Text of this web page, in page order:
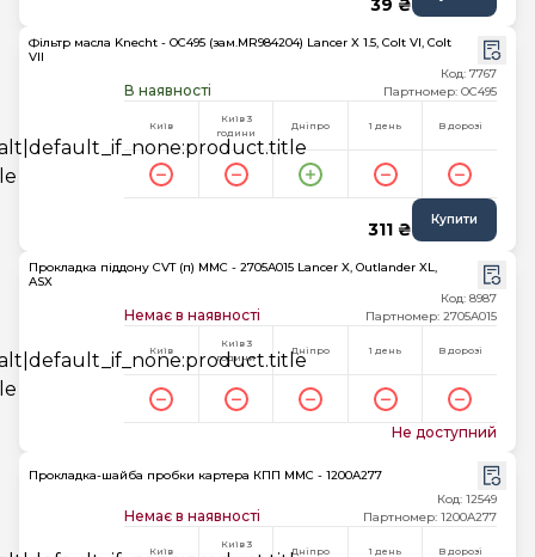
39 ₴
Фільтр масла Knecht - OC495 (зам.MR984204) Lancer X 1.5, Colt VI, Colt
VII
В наявності
Код: 7767
Партномер: OC495
Київ
Київ 3
години
Дніпро 1 день В дорозі
311 ₴ Купити
Прокладка піддону CVT (п) MMC - 2705A015 Lancer X, Outlander XL,
ASX
Немає в наявності
Код: 8987
Партномер: 2705A015
Київ
Київ 3
години
Дніпро 1 день В дорозі
Не доступний
Прокладка-шайба пробки картера КПП MMC - 1200A277
Немає в наявності
Код: 12549
Партномер: 1200A277
Київ
Київ 3
Дніпро 1 день В дорозі